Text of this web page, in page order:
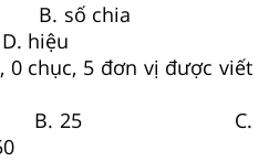
B. số chia
0 chục, 5 đơn vị được viết
25 C.